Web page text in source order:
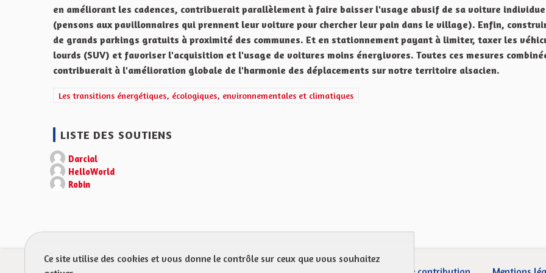
en améliorant les cadences, contribuerait parallèlement à faire baisser l'usage abusif de sa voiture
(pensons aux pavillonnaires qui prennent leur voiture pour chercher leur pain dans le village). Enfin,
de grands parkings gratuits à proximité des communes. Et en stationnement payant à limiter, taxer les
lourds (SUV) et favoriser l'acquisition et l'usage de voitures moins énergivores. Toutes ces mesures
contribuerait à l'amélioration globale de l'harmonie des déplacements sur notre territoire alsacien.
Filtrer les résultats de la catégorie : Les transitions énergétiques, écologiques, environnementales et climatiques
Les transitions énergétiques, écologiques, environnementales et climatiques
LISTE DES SOUTIENS
Darcial
HelloWorld
Robin
Ce site utilise des cookies et vous donne le contrôle sur ceux que vous souhaitez